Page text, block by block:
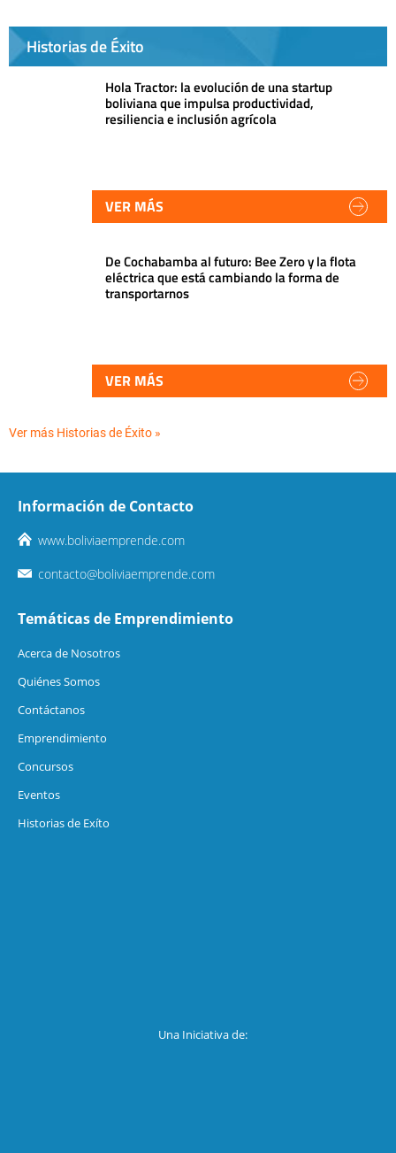
Historias de Éxito
Hola Tractor: la evolución de una startup
boliviana que impulsa productividad,
resiliencia e inclusión agrícola
VER MÁS
De Cochabamba al futuro: Bee Zero y la flota
eléctrica que está cambiando la forma de
transportarnos
VER MÁS
Ver más Historias de Éxito »
Información de Contacto
www.boliviaemprende.com
contacto@boliviaemprende.com
Temáticas de Emprendimiento
Acerca de Nosotros
Quiénes Somos
Contáctanos
Emprendimiento
Concursos
Eventos
Historias de Exíto
Una Iniciativa de: